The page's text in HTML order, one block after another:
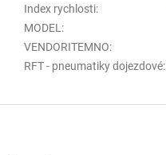
Index rychlosti:
MODEL :
VENDORITEMNO:
RFT - pneumatiky dojezdové: